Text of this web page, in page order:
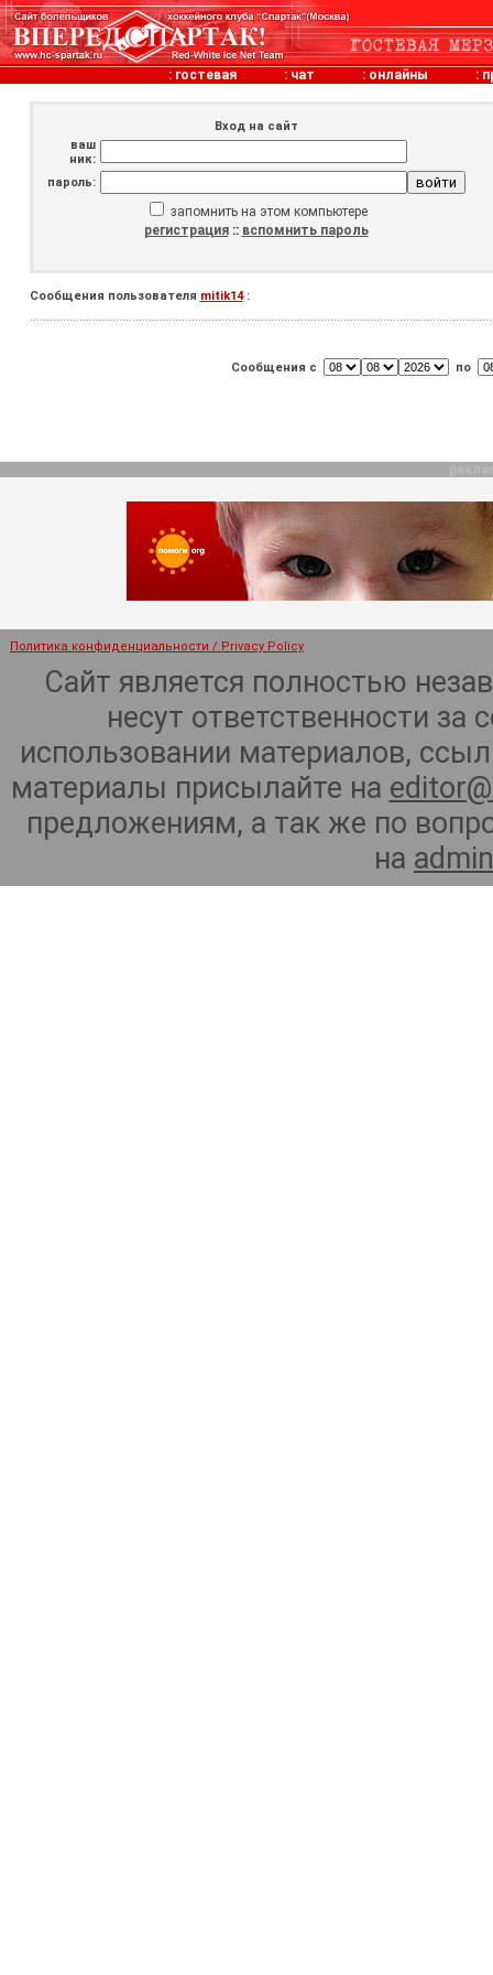
: гостевая : чат : онлайны :
Вход на сайт
ваш
ник:
пароль:
запомнить на этом компьютере
регистрация:: вспомнить пароль
Сообщения пользователя mitik14:
Сообщения с по
Политика конфиденциальности / Privacy Policy
Сайт является полностью
несут ответственности
использовании материалов,
материалы присылайте на
предложениям, а так же по
на